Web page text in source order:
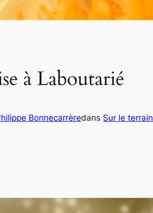
à Laboutarié
Bonnecarrèredans Sur le terrain